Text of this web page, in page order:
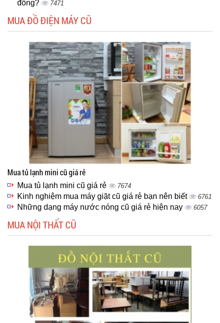
đồng?
7471
MUA ĐỒ ĐIỆN MÁY CŨ
Mua tủ lạnh mini cũ giá rẻ
Mua tủ lạnh mini cũ giá rẻ 7674
Kinh nghiệm mua máy giặt cũ giá rẻ bạn nên biết 6761
Những dạng máy nước nóng cũ giá rẻ hiện nay 6057
MUA NỘI THẤT CŨ